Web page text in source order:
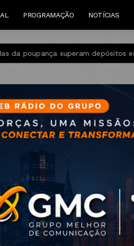
PROGRAMAÇÃO NOTÍCIAS
depósitos em R$ 7,15 bilhões em